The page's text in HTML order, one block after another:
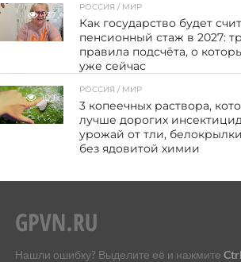
137
РОССИЯ / МИР
Как государство будет
пенсионный стаж в 2027:
правила подсчёта, о
уже сейчас
109
РОССИЯ / МИР
3 копеечных раствора,
лучше дорогих
урожай от тли,
без ядовитой химии
Нашли ошибку? Выделите её и нажмите